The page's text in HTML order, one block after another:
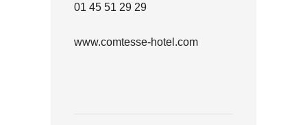
01 45 51 29 29
www.comtesse-hotel.com